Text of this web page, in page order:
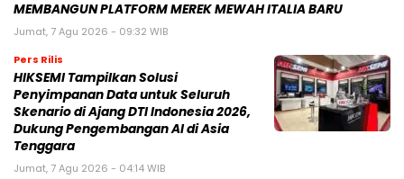
MEMBANGUN PLATFORM MEREK MEWAH ITALIA BARU
Jumat, 7 Agu 2026 - 09:32 WIB
Pers Rilis
HIKSEMI Tampilkan Solusi
Penyimpanan Data untuk Seluruh
Skenario di Ajang DTI Indonesia 2026,
Dukung Pengembangan AI di Asia
Tenggara
Jumat, 7 Agu 2026 - 04:14 WIB